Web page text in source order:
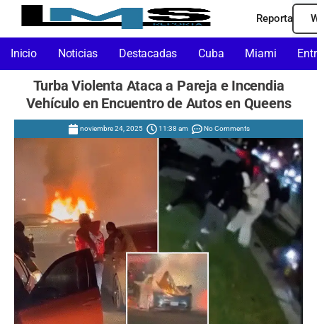
Reporta
Inicio Noticias Destacadas Cuba Miami
Turba Violenta Ataca a Pareja e Incendia
Vehículo en Encuentro de Autos en Queens
noviembre 24, 2025 11:38 am No Comments